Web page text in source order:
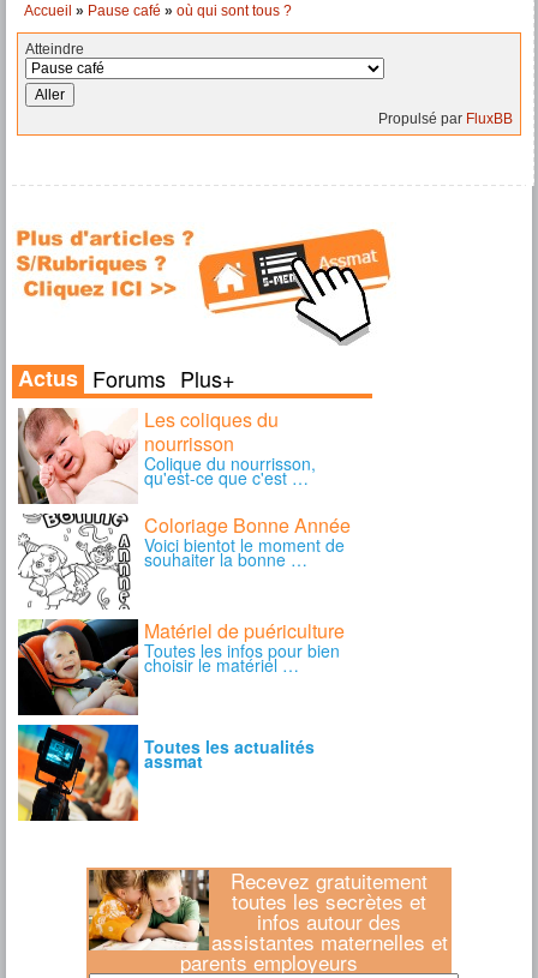
Accueil » Pause café » où qui sont tous ?
Atteindre
Propulsé par FluxBB
Recevez gratuitement
toutes les secrètes et
infos autour des
assistantes maternelles et
parents employeurs